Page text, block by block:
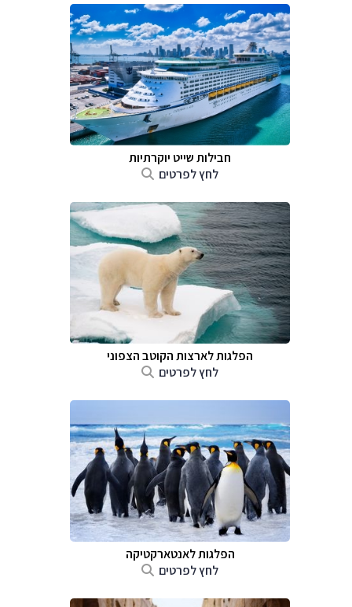
חבילות שייט יוקרתיות
לחץ לפרטים
הפלגות לארצות הקוטב הצפוני
לחץ לפרטים
הפלגות לאנטארקטיקה
לחץ לפרטים